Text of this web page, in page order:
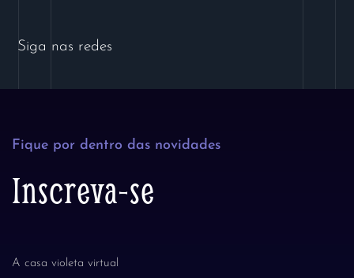
Siga nas redes
Fique por dentro das novidades
Inscreva-se
A casa violeta virtual